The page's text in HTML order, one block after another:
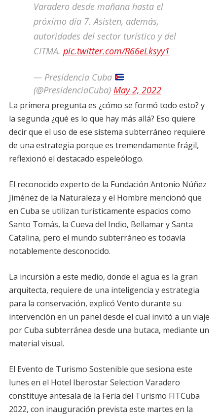
Varadero desde mañana hasta el
próximo día 7. Asisten, además,
autoridades del sector turístico y del
CITMA. pic.twitter.com/R66eLksyy1
— Presidencia Cuba
(@PresidenciaCuba) May 2, 2022
La primera pregunta es ¿cómo se formó todo esto? y
la segunda ¿qué es lo que hay más allá? Eso quiere
decir que el uso de ese sistema subterráneo requiere
de una estrategia porque es tremendamente frágil,
reflexionó el destacado espeleólogo.
El reconocido experto de la Fundación Antonio Núñez
Jiménez de la Naturaleza y el Hombre mencionó que
en Cuba se utilizan turísticamente espacios como
Santo Tomás, la Cueva del Indio, Bellamar y Santa
Catalina, pero el mundo subterráneo es todavía
notablemente desconocido.
La incursión a este medio, donde el agua es la gran
arquitecta, requiere de una inteligencia y estrategia
para la conservación, explicó Vento durante su
intervención en un panel desde el cual invitó a un viaje
por Cuba subterránea desde una butaca, mediante un
material visual.
El Evento de Turismo Sostenible que sesiona este
lunes en el Hotel Iberostar Selection Varadero
constituye antesala de la Feria del Turismo FITCuba
2022, con inauguración prevista este martes en la